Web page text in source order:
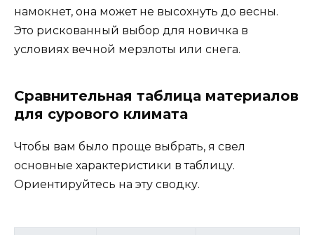
намокнет, она может не высохнуть до весны.
Это рискованный выбор для новичка в
условиях вечной мерзлоты или снега.
Сравнительная таблица материалов
для сурового климата
Чтобы вам было проще выбрать, я свел
основные характеристики в таблицу.
Ориентируйтесь на эту сводку.